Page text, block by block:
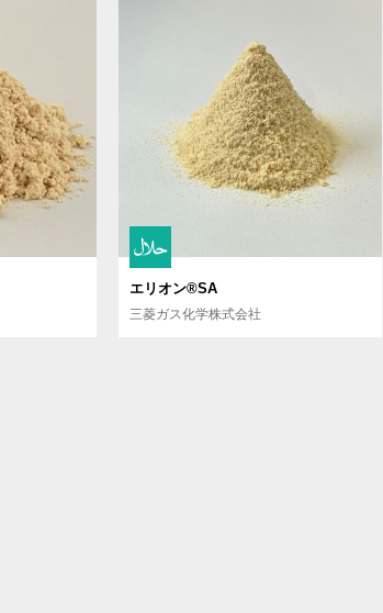
エリオン®SA
三菱ガス化学株式会社